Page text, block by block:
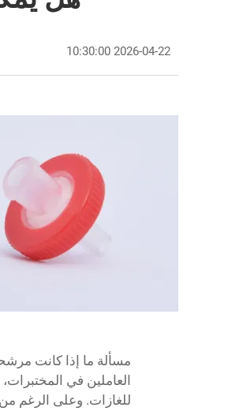
2026-04-22 10:30:00
مسألة ما إذا كانت
العاملين في
للغازات. وعلى الرغم